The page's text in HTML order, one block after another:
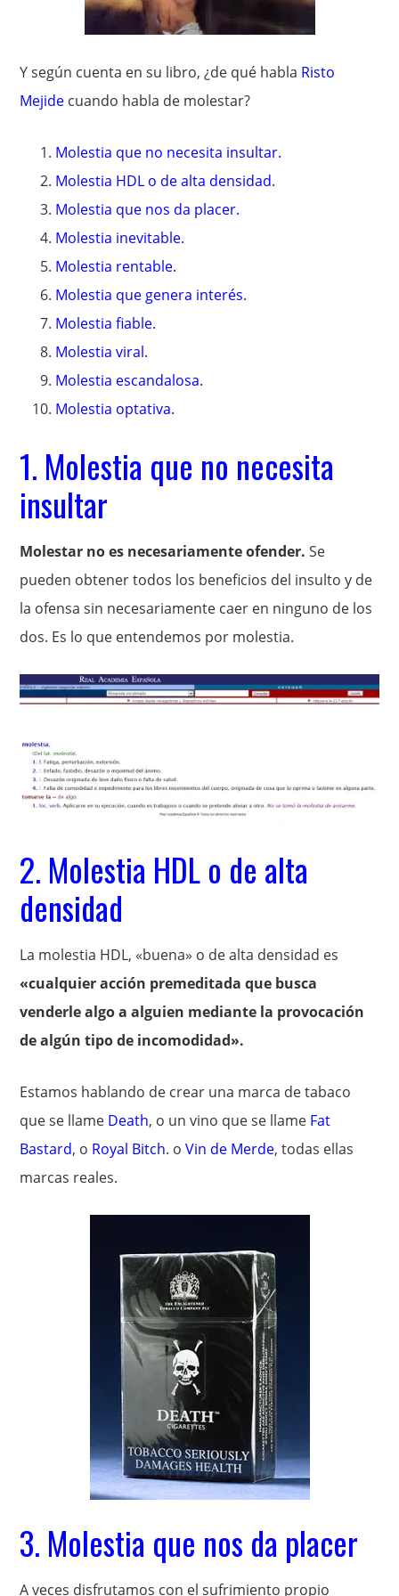
Y según cuenta en su libro, ¿de qué habla Risto
Mejide cuando habla de molestar?
Molestia que no necesita insultar.
Molestia HDL o de alta densidad.
Molestia que nos da placer.
Molestia inevitable.
Molestia rentable.
Molestia que genera interés.
Molestia fiable.
Molestia viral.
Molestia escandalosa.
Molestia optativa.
1. Molestia que no necesita
insultar
Molestar no es necesariamente ofender. Se
pueden obtener todos los beneficios del insulto y de
la ofensa sin necesariamente caer en ninguno de los
dos. Es lo que entendemos por molestia.
2. Molestia HDL o de alta
densidad
La molestia HDL, «buena» o de alta densidad es
«cualquier acción premeditada que busca
venderle algo a alguien mediante la provocación
de algún tipo de incomodidad».
Estamos hablando de crear una marca de tabaco
que se llame Death, o un vino que se llame Fat
Bastard, o Royal Bitch. oVin de Merde, todas ellas
marcas reales.
3. Molestia que nos da placer
A veces disfrutamos con el sufrimiento propio